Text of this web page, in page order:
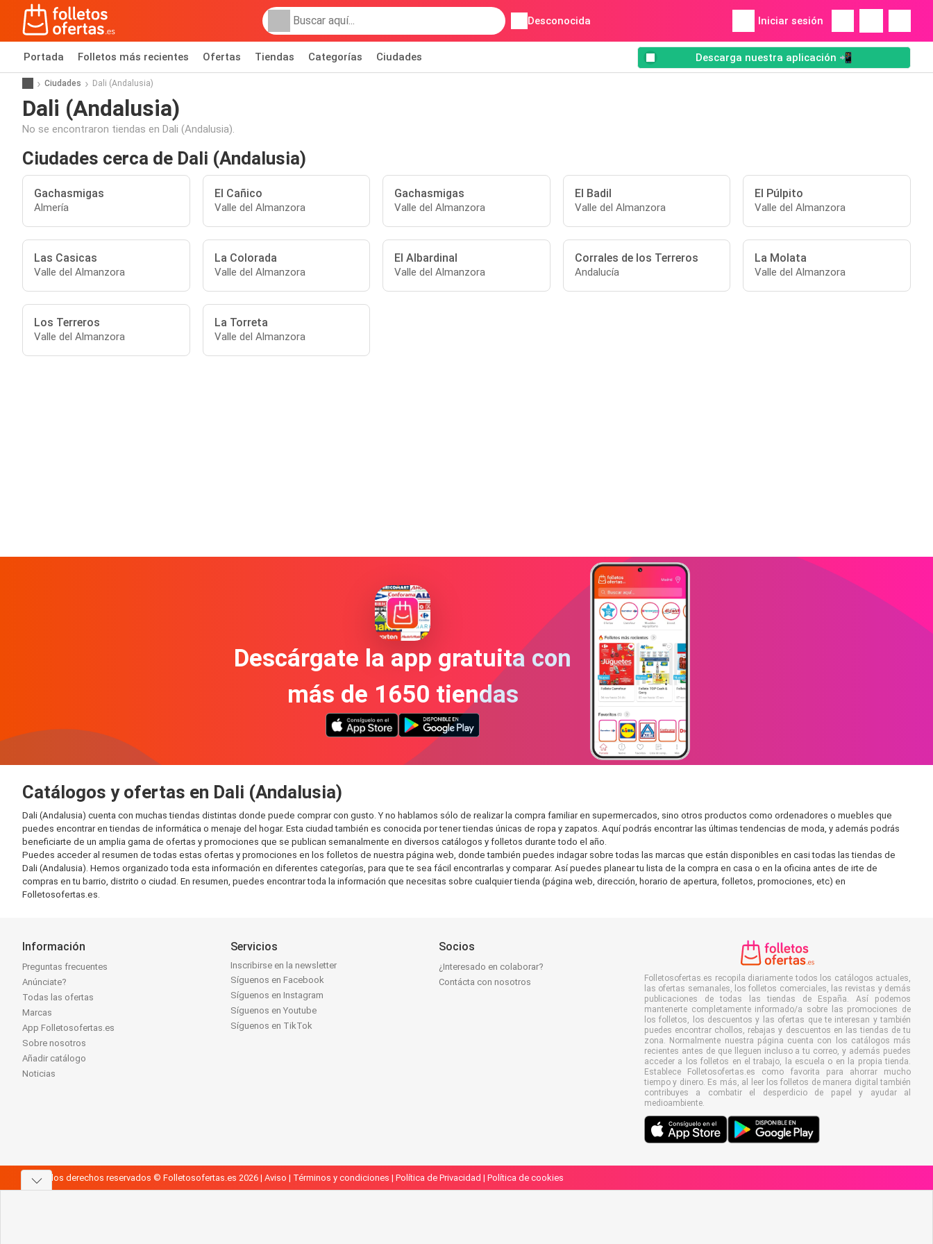
Desconocida Iniciar sesión
Portada Folletos más recientes Ofertas Tiendas Categorías Ciudades Descarga nuestra aplicación 📲
Ciudades Dali (Andalusia)
Dali (Andalusia)
No se encontraron tiendas en Dali (Andalusia).
Ciudades cerca de Dali (Andalusia)
Gachasmigas
Almería
El Cañico
Valle del Almanzora
Gachasmigas
Valle del Almanzora
El Badil
Valle del Almanzora
El Púlpito
Valle del Almanzora
Las Casicas
Valle del Almanzora
La Colorada
Valle del Almanzora
El Albardinal
Valle del Almanzora
Corrales de los Terreros
Andalucía
La Molata
Valle del Almanzora
Los Terreros
Valle del Almanzora
La Torreta
Valle del Almanzora
Descárgate la app gratuita con
más de 1650 tiendas
Catálogos y ofertas en Dali (Andalusia)
Dali (Andalusia) cuenta con muchas tiendas distintas donde puede comprar con gusto. Y no hablamos sólo de realizar la compra familiar en supermercados, sino otros productos como ordenadores o muebles que
puedes encontrar en tiendas de informática o menaje del hogar. Esta ciudad también es conocida por tener tiendas únicas de ropa y zapatos. Aquí podrás encontrar las últimas tendencias de moda, y además podrás
beneficiarte de un amplia gama de ofertas y promociones que se publican semanalmente en diversos catálogos y folletos durante todo el año.
Puedes acceder al resumen de todas estas ofertas y promociones en los folletos de nuestra página web, donde también puedes indagar sobre todas las marcas que están disponibles en casi todas las tiendas de
Dali (Andalusia). Hemos organizado toda esta información en diferentes categorías, para que te sea fácil encontrarlas y comparar. Así puedes planear tu lista de la compra en casa o en la oficina antes de irte de
compras en tu barrio, distrito o ciudad. En resumen, puedes encontrar toda la información que necesitas sobre cualquier tienda (página web, dirección, horario de apertura, folletos, promociones, etc) en
Folletosofertas.es.
Información
Preguntas frecuentes
Anúnciate?
Todas las ofertas
Marcas
App Folletosofertas.es
Sobre nosotros
Añadir catálogo
Noticias
Servicios
Inscribirse en la newsletter
Síguenos en Facebook
Síguenos en Instagram
Síguenos en Youtube
Síguenos en TikTok
Socios
¿Interesado en colaborar?
Contácta con nosotros
Folletosofertas.es recopila diariamente todos los catálogos actuales,
las ofertas semanales, los folletos comerciales, las revistas y demás
publicaciones de todas las tiendas de España. Así podemos
mantenerte completamente informado/a sobre las promociones de
los folletos, los descuentos y las ofertas que te interesan y también
puedes encontrar chollos, rebajas y descuentos en las tiendas de tu
zona. Normalmente nuestra página cuenta con los catálogos más
recientes antes de que lleguen incluso a tu correo, y además puedes
acceder a los folletos en el trabajo, la escuela o en la propia tienda.
Establece Folletosofertas.es como favorita para ahorrar mucho
tiempo y dinero. Es más, al leer los folletos de manera digital también
contribuyes a combatir el desperdicio de papel y ayudar al
medioambiente.
Todos los derechos reservados © Folletosofertas.es 2026 | Aviso | Términos y condiciones | Política de Privacidad | Política de cookies